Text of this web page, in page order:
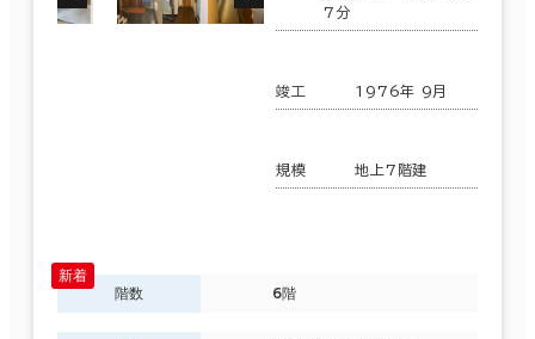
7分
竣工 1976年 9月
規模 地上7階建
階数 6階